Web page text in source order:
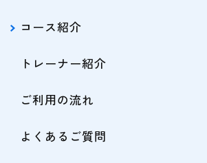
コース紹介
トレーナー紹介
ご利用の流れ
よくあるご質問